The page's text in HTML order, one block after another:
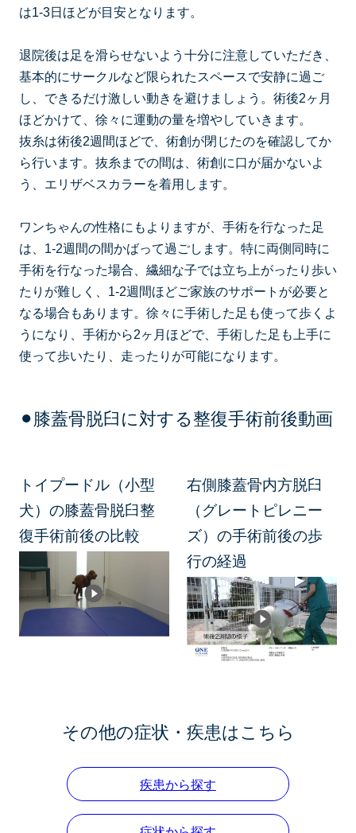
は1-3日ほどが目安となります。
退院後は足を滑らせないよう十分に注意していただき、
基本的にサークルなど限られたスペースで安静に過ご
し、できるだけ激しい動きを避けましょう。術後2ヶ月
ほどかけて、徐々に運動の量を増やしていきます。
抜糸は術後2週間ほどで、術創が閉じたのを確認してか
ら行います。抜糸までの間は、術創に口が届かないよ
う、エリザベスカラーを着用します。
ワンちゃんの性格にもよりますが、手術を行なった足
は、1-2週間の間かばって過ごします。特に両側同時に
手術を行なった場合、繊細な子では立ち上がったり歩い
たりが難しく、1-2週間ほどご家族のサポートが必要と
なる場合もあります。徐々に手術した足も使って歩くよ
うになり、手術から2ヶ月ほどで、手術した足も上手に
使って歩いたり、走ったりが可能になります。
⚫︎膝蓋骨脱臼に対する整復手術前後動画
トイプードル（小型
犬）の膝蓋骨脱臼整
復手術前後の比較
右側膝蓋骨内方脱臼
（グレートピレニー
ズ）の手術前後の歩
行の経過
その他の症状・疾患はこちら
疾患から探す